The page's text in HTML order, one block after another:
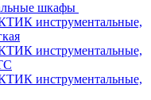
шкафы
инструментальные,
инструментальные,
инструментальные,